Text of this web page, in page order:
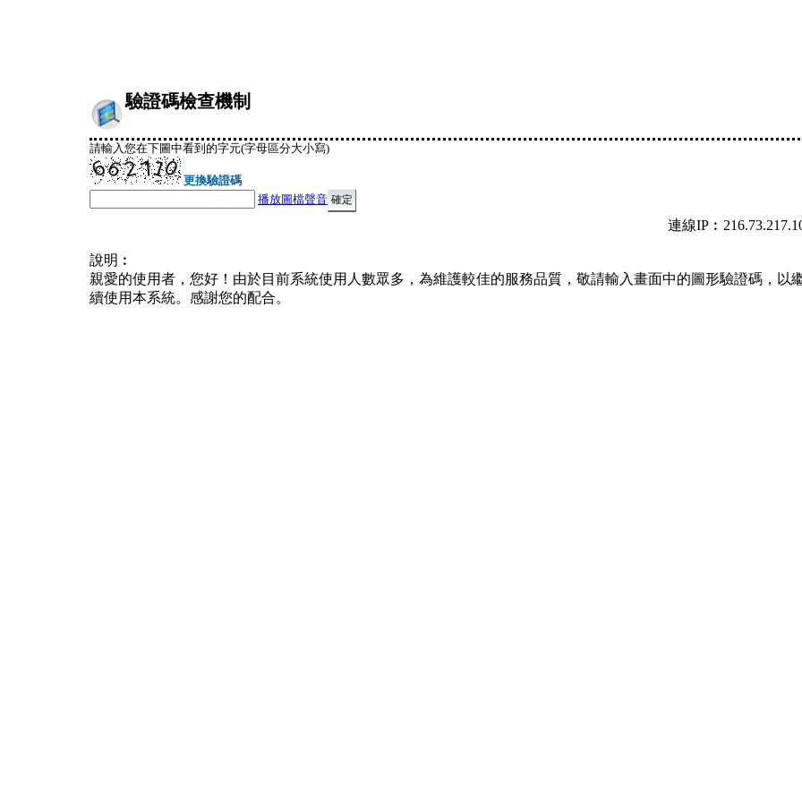
驗證碼檢查機制
請輸入您在下圖中看到的字元(字母區分大小寫)
更換驗證碼
播放圖檔聲音
連線
說明︰
親愛的使用者，您好！由於目前系統使用人數眾多，為維護較佳的服務品質，敬請輸入畫面中的圖形驗證碼，以
續使用本系統。感謝您的配合。